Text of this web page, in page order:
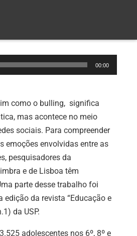
00:00
como o bulling, significa
mas acontece no meio
sociais. Para compreender
emoções envolvidas entre as
pesquisadores da
e de Lisboa têm
parte desse trabalho foi
da revista “Educação e
da USP.
adolescentes nos 6º, 8º e